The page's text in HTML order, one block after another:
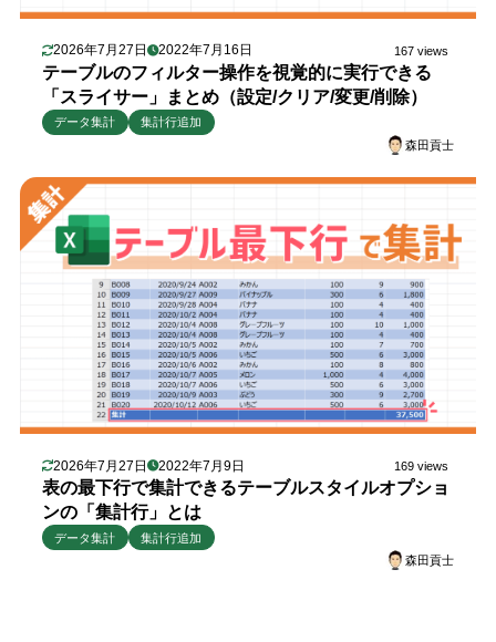
2026年7月27日 2022年7月16日 167 views
テーブルのフィルター操作を視覚的に実行できる
「スライサー」まとめ（設定/クリア/変更/削除）
データ集計
集計行追加
森田貢士
2026年7月27日 2022年7月9日 169 views
表の最下行で集計できるテーブルスタイルオプショ
ンの「集計行」とは
データ集計
集計行追加
森田貢士